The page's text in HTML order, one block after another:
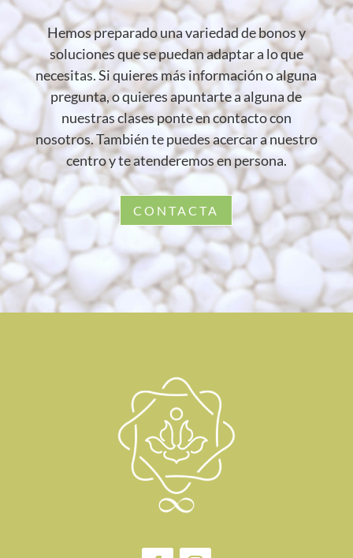
Hemos preparado una variedad de bonos y
soluciones que se puedan adaptar a lo que
necesitas. Si quieres más información o alguna
pregunta, o quieres apuntarte a alguna de
nuestras clases ponte en contacto con
nosotros. También te puedes acercar a nuestro
centro y te atenderemos en persona.
CONTACTA